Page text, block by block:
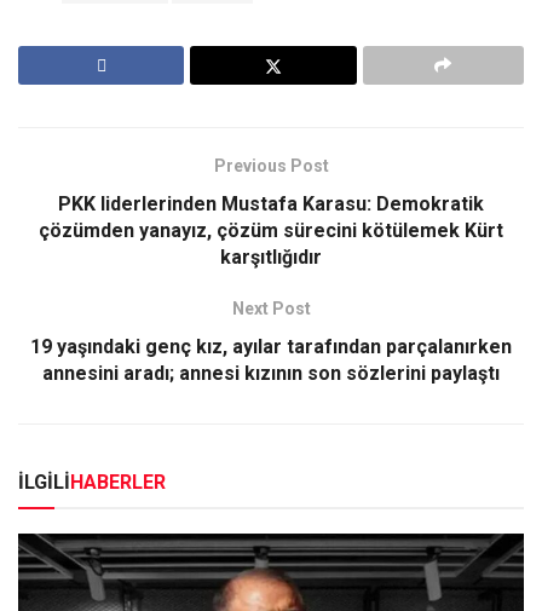
Previous Post
PKK liderlerinden Mustafa Karasu: Demokratik
çözümden yanayız, çözüm sürecini kötülemek Kürt
karşıtlığıdır
Next Post
19 yaşındaki genç kız, ayılar tarafından parçalanırken
annesini aradı; annesi kızının son sözlerini paylaştı
İLGİLİHABERLER